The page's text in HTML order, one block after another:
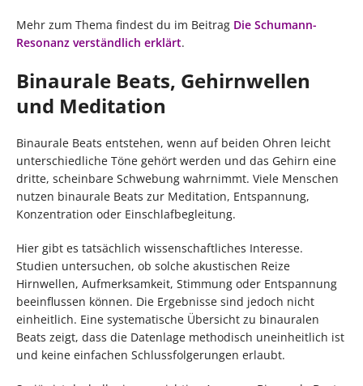
Mehr zum Thema findest du im Beitrag Die Schumann-
Resonanz verständlich erklärt.
Binaurale Beats, Gehirnwellen
und Meditation
Binaurale Beats entstehen, wenn auf beiden Ohren leicht
unterschiedliche Töne gehört werden und das Gehirn eine
dritte, scheinbare Schwebung wahrnimmt. Viele Menschen
nutzen binaurale Beats zur Meditation, Entspannung,
Konzentration oder Einschlafbegleitung.
Hier gibt es tatsächlich wissenschaftliches Interesse.
Studien untersuchen, ob solche akustischen Reize
Hirnwellen, Aufmerksamkeit, Stimmung oder Entspannung
beeinflussen können. Die Ergebnisse sind jedoch nicht
einheitlich. Eine systematische Übersicht zu binauralen
Beats zeigt, dass die Datenlage methodisch uneinheitlich ist
und keine einfachen Schlussfolgerungen erlaubt.